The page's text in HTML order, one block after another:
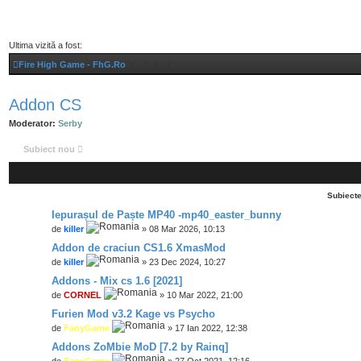
Ultima vizită a fost:
Fire High Game - FhG.Ro
Addon CS
Moderator: Serby
Subiect nou
Subiecte
Iepurașul de Paște MP40 -mp40_easter_bunny
de killer » 08 Mar 2026, 10:13
Addon de craciun CS1.6 XmasMod
de killer » 23 Dec 2024, 10:27
Addons - Mix cs 1.6 [2021]
de CORNEL » 10 Mar 2022, 21:00
Furien Mod v3.2 Kage vs Psycho
de FanyGame » 17 Ian 2022, 12:38
Addons ZoMbie MoD [7.2 by Rainq]